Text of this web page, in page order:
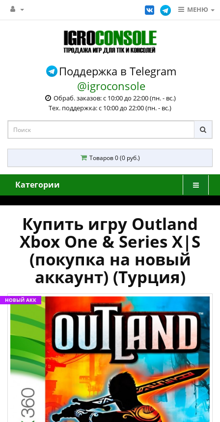
МЕНЮ
Поддержка в Telegram
@igroconsole
Обраб. заказов: с 10:00 до 22:00 (пн. - вс.)
Тех. поддержка: с 10:00 до 22:00 (пн. - вс.)
Товаров 0 (0 руб.)
Категории
Купить игру Outland
Xbox One & Series X|S
(покупка на новый
аккаунт) (Турция)
НОВЫЙ АКК